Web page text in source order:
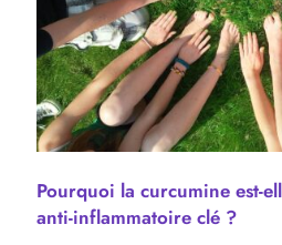
Pourquoi la curcumine est-
anti-inflammatoire clé ?